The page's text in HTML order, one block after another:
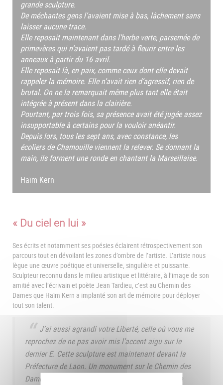
grande sculpture.
De méchantes gens l’avaient mise à bas, lâchement sans
laisser aucune trace.
Elle reposait maintenant dans l’herbe verte, parsemée de
primevères qui n’avaient pas tardé à fleurir entre les
anneaux à partir du 16 avril.
Elle reposait là, en paix, comme ceux dont elle devait
rappeler la mémoire. Elle n’avait rien d’agressif, rien de
brutal. On ne la remarquait même plus tant elle était
intégrée à présent dans la clairière.
Pourtant, par trois fois, sa présence avait été jugée assez
insupportable à certains pour la vouloir anéantir.
Depuis lors, tous les sept ans, avec constance, les
écoliers de Chamouille viennent la relever. Se donnant la
main, ils forment une ronde en chantant la Marseillaise.
Haïm Kern
« Du ciel en lui »
Ses écrits et notamment ses poésies éclairent rétrospectivement son
parcours tout en dévoilant les zones d’ombre de l’artiste. L’artiste nous
lègue une œuvre poétique et universelle, singulière et puissante.
Sculpteur reconnu dans le milieu artistique et littéraire, à l’image de son
amitié avec l’écrivain et poète Jean Tardieu, c’est au Chemin des
Dames que Haïm Kern a implanté son art de mémoire pour déployer
tout son talent.
J’ai aussi agrandi votre Liberté, celle où vous me
reprochez de ne pas avoir mis l’accent aigu sur le
dernier E. Cette sculpture est maintenant devant la
Préfecture de Laon. Un monument sur le Chemin des
Dames pour commémorer l’armistice de la Grande